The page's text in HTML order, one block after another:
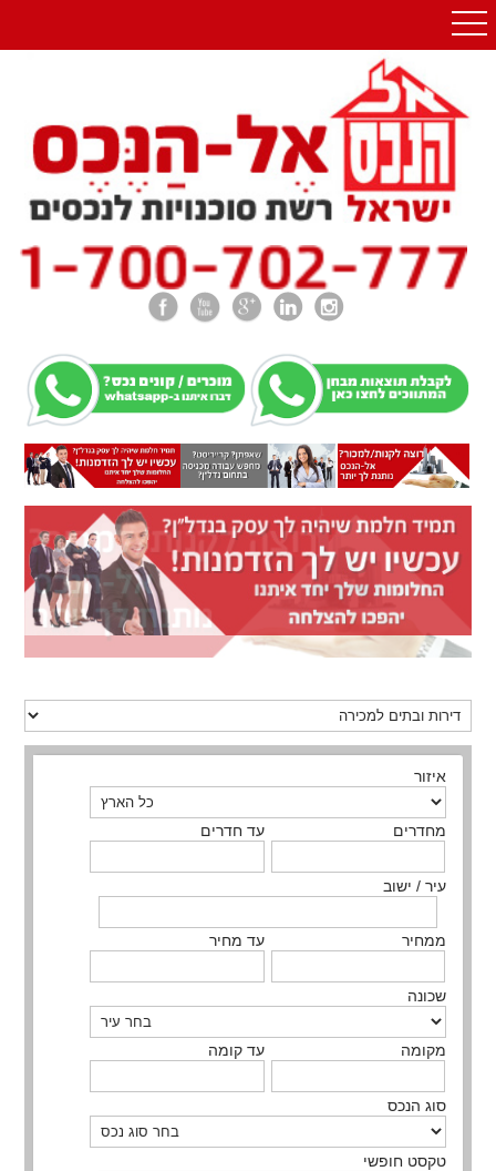
איזור
מחדרים עד חדרים
עיר / ישוב
ממחיר עד מחיר
שכונה
מקומה עד קומה
סוג הנכס
טקסט חופשי